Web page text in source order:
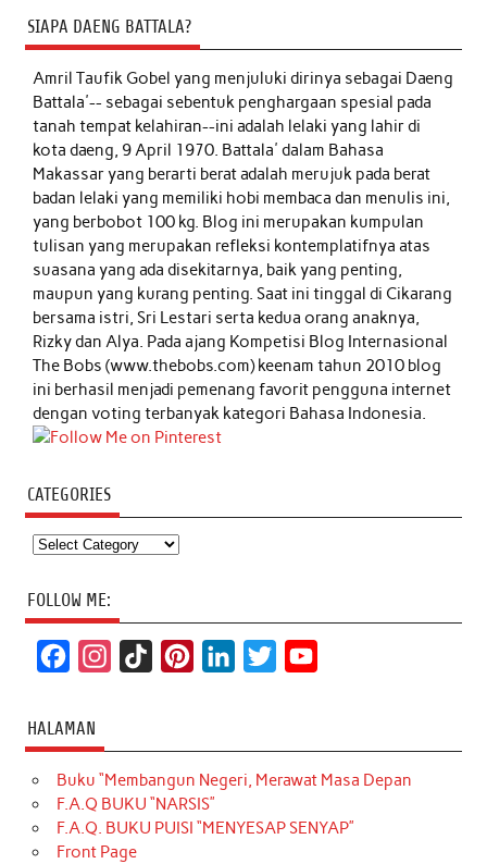
SIAPA DAENG BATTALA?
Amril Taufik Gobelyang menjuluki dirinya sebagai Daeng
Battala'-- sebagai sebentuk penghargaan spesial pada
tanah tempat kelahiran--ini adalah lelaki yang lahir di
kota daeng, 9 April 1970. Battala' dalam Bahasa
Makassar yang berarti berat adalah merujuk pada berat
badan lelaki yang memiliki hobi membaca dan menulis ini,
yang berbobot 100 kg. Blog ini merupakan kumpulan
tulisan yang merupakan refleksi kontemplatifnya atas
suasana yang ada disekitarnya, baik yang penting,
maupun yang kurang penting. Saat ini tinggal di Cikarang
bersama istri, Sri Lestari serta kedua orang anaknya,
Rizky dan Alya. Pada ajang Kompetisi Blog Internasional
The Bobs (www.thebobs.com) keenam tahun 2010 blog
ini berhasil menjadi pemenang favorit pengguna internet
dengan voting terbanyak kategori Bahasa Indonesia.
CATEGORIES
Categories
FOLLOW ME:
c
e
b
o
o
t
a
g
r
T
o
k
t
e
r
k
e
d
t
t
e
T
u
b
HALAMAN
Buku “Membangun Negeri, Merawat Masa Depan
F.A.Q BUKU “NARSIS”
F.A.Q. BUKU PUISI “MENYESAP SENYAP”
Front Page